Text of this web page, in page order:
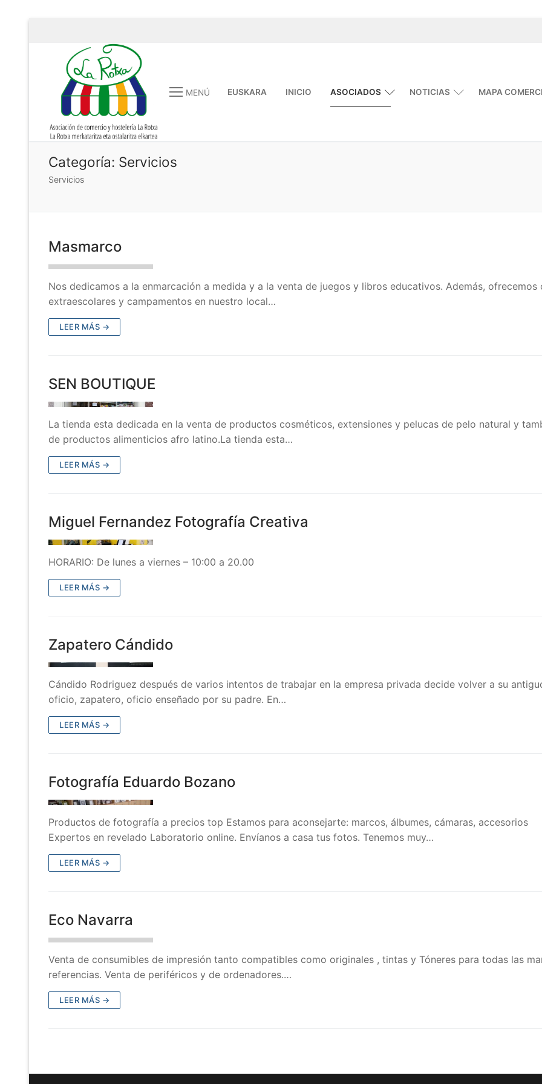
MENÚ EUSKARA INICIO ASOCIADOS NOTICIAS MAPA
Categoría: Servicios
Servicios
Masmarco
Nos dedicamos a la enmarcación a medida y a la venta de juegos y libros educativos. Además, ofrecemos
extraescolares y campamentos en nuestro local…
LEER MÁS →
SEN BOUTIQUE
La tienda esta dedicada en la venta de productos cosméticos, extensiones y pelucas de pelo natural y
de productos alimenticios afro latino.La tienda esta…
LEER MÁS →
Miguel Fernandez Fotografía Creativa
HORARIO: De lunes a viernes – 10:00 a 20.00
LEER MÁS →
Zapatero Cándido
Cándido Rodriguez después de varios intentos de trabajar en la empresa privada decide volver a su
oficio, zapatero, oficio enseñado por su padre. En…
LEER MÁS →
Fotografía Eduardo Bozano
Productos de fotografía a precios top Estamos para aconsejarte: marcos, álbumes, cámaras, accesorios
Expertos en revelado Laboratorio online. Envíanos a casa tus fotos. Tenemos muy…
LEER MÁS →
Eco Navarra
Venta de consumibles de impresión tanto compatibles como originales , tintas y Tóneres para todas las
referencias. Venta de periféricos y de ordenadores.…
LEER MÁS →